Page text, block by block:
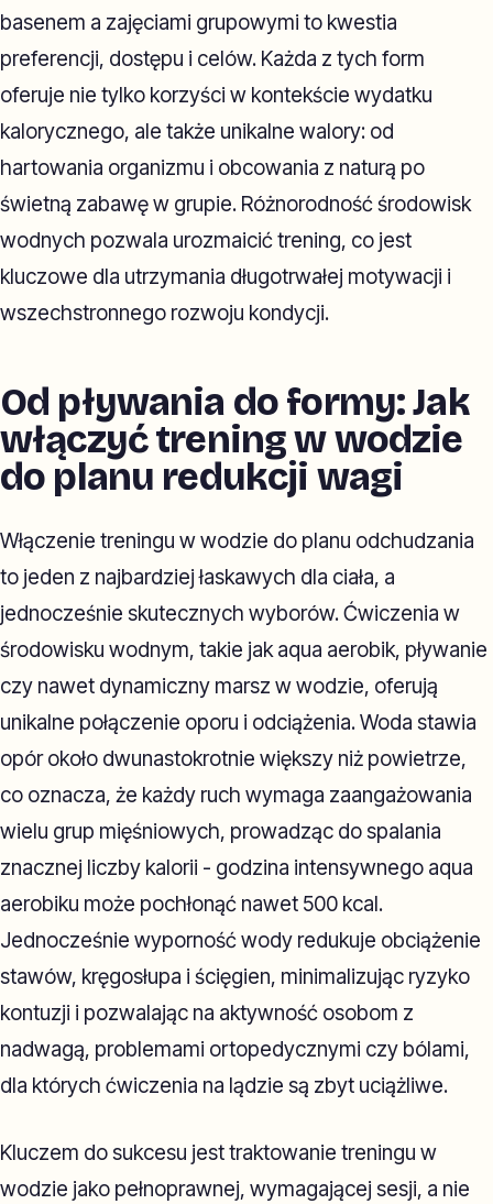
basenem a zajęciami grupowymi to kwestia
preferencji, dostępu i celów. Każda z tych form
oferuje nie tylko korzyści w kontekście wydatku
kalorycznego, ale także unikalne walory: od
hartowania organizmu i obcowania z naturą po
świetną zabawę w grupie. Różnorodność środowisk
wodnych pozwala urozmaicić trening, co jest
kluczowe dla utrzymania długotrwałej motywacji i
wszechstronnego rozwoju kondycji.
Od pływania do formy: Jak
włączyć trening w wodzie
do planu redukcji wagi
Włączenie treningu w wodzie do planu odchudzania
to jeden z najbardziej łaskawych dla ciała, a
jednocześnie skutecznych wyborów. Ćwiczenia w
środowisku wodnym, takie jak aqua aerobik, pływanie
czy nawet dynamiczny marsz w wodzie, oferują
unikalne połączenie oporu i odciążenia. Woda stawia
opór około dwunastokrotnie większy niż powietrze,
co oznacza, że każdy ruch wymaga zaangażowania
wielu grup mięśniowych, prowadząc do spalania
znacznej liczby kalorii - godzina intensywnego aqua
aerobiku może pochłonąć nawet 500 kcal.
Jednocześnie wyporność wody redukuje obciążenie
stawów, kręgosłupa i ścięgien, minimalizując ryzyko
kontuzji i pozwalając na aktywność osobom z
nadwagą, problemami ortopedycznymi czy bólami,
dla których ćwiczenia na lądzie są zbyt uciążliwe.
Kluczem do sukcesu jest traktowanie treningu w
wodzie jako pełnoprawnej, wymagającej sesji, a nie